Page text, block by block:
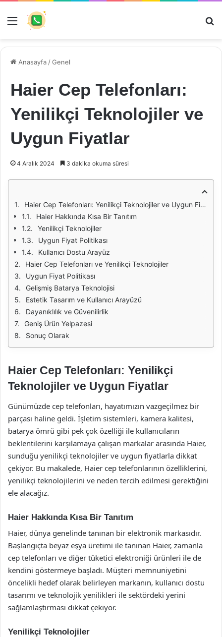
Menü
Anasayfa /Genel
Haier Cep Telefonları:
Yenilikçi Teknolojiler ve
Uygun Fiyatlar
4 Aralık 2024 3 dakika okuma süresi
Haier Cep Telefonları: Yenilikçi Teknolojiler ve Uygun Fiyatlar
Haier Hakkında Kısa Bir Tanıtım
Yenilikçi Teknolojiler
Uygun Fiyat Politikası
Kullanıcı Dostu Arayüz
Haier Cep Telefonları ve Yenilikçi Teknolojiler
Uygun Fiyat Politikası
Gelişmiş Batarya Teknolojisi
Estetik Tasarım ve Kullanıcı Arayüzü
Dayanıklılık ve Güvenilirlik
Geniş Ürün Yelpazesi
Sonuç Olarak
Haier Cep Telefonları: Yenilikçi
Teknolojiler ve Uygun Fiyatlar
Günümüzde cep telefonları, hayatımızın vazgeçilmez bir
parçası haline geldi. İşletim sistemleri, kamera kalitesi,
batarya ömrü gibi pek çok özelliği ile kullanıcıların
beklentilerini karşılamaya çalışan markalar arasında Haier,
sunduğu yenilikçi teknolojiler ve uygun fiyatlarla dikkat
çekiyor. Bu makalede, Haier cep telefonlarının özelliklerini,
yenilikçi teknolojilerini ve neden tercih edilmesi gerektiğini
ele alacağız.
Haier Hakkında Kısa Bir Tanıtım
Haier, dünya genelinde tanınan bir elektronik markasıdır.
Başlangıçta beyaz eşya üretimi ile tanınan Haier, zamanla
cep telefonları ve diğer tüketici elektroniği ürünleri ile de
kendini göstermeye başladı. Müşteri memnuniyetini
öncelikli hedef olarak belirleyen markanın, kullanıcı dostu
tasarımı ve teknolojik yenilikleri ile sektördeki yerini
sağlamlaştırması dikkat çekiyor.
Yenilikçi Teknolojiler